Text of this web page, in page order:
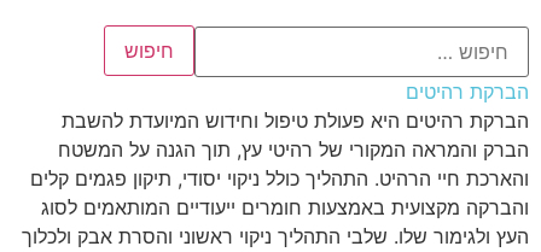
הברקת רהיטים
הברקת רהיטים היא פעולת טיפול וחידוש המיועדת להשבת
הברק והמראה המקורי של רהיטי עץ, תוך הגנה על המשטח
והארכת חיי הרהיט. התהליך כולל ניקוי יסודי, תיקון פגמים קלים
והברקה מקצועית באמצעות חומרים ייעודיים המותאמים לסוג
העץ ולגימור שלו. שלבי התהליך ניקוי ראשוני והסרת אבק ולכלוך